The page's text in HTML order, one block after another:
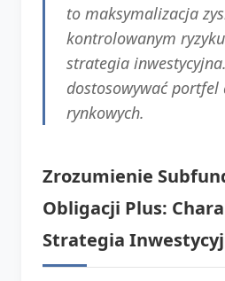
to maksymalizacja
kontrolowanym
strategia
dostosowywać
rynkowych.
Zrozumienie
Obligacji Plus:
Strategia